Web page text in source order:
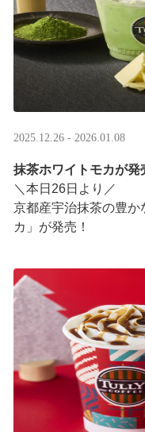
2025.12.26 - 2026.01.08
抹茶ホワイトモカが発
＼本日26日より／
京都産宇治抹茶の豊
カ」が発売！